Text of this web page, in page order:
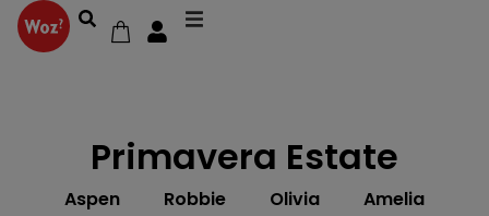
Primavera Estate
Aspen Robbie Olivia
Amelia